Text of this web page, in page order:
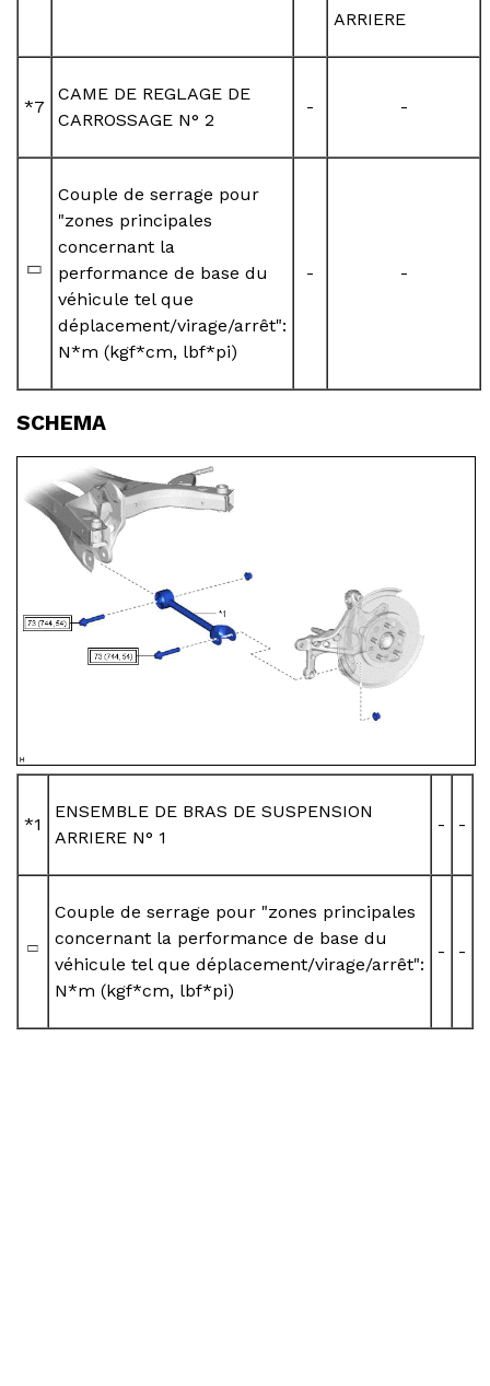
ARRIERE
*7
CAME DE REGLAGE DE
CARROSSAGE N° 2
- -
Couple de serrage pour
"zones principales
concernant la
performance de base du
véhicule tel que
déplacement/virage/arrêt":
N*m (kgf*cm, lbf*pi)
- -
SCHEMA
*1
ENSEMBLE DE BRAS DE SUSPENSION
ARRIERE N° 1
- -
Couple de serrage pour "zones principales
concernant la performance de base du
véhicule tel que déplacement/virage/arrêt":
N*m (kgf*cm, lbf*pi)
- -